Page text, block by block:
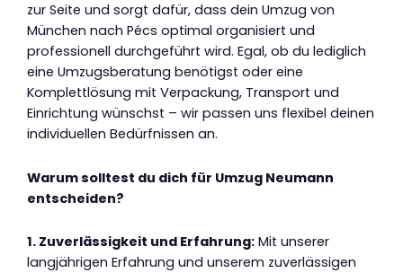
zur Seite und sorgt dafür, dass dein Umzug von
München nach Pécs optimal organisiert und
professionell durchgeführt wird. Egal, ob du lediglich
eine Umzugsberatung benötigst oder eine
Komplettlösung mit Verpackung, Transport und
Einrichtung wünschst – wir passen uns flexibel deinen
individuellen Bedürfnissen an.
Warum solltest du dich für Umzug Neumann
entscheiden?
1. Zuverlässigkeit und Erfahrung: Mit unserer
langjährigen Erfahrung und unserem zuverlässigen